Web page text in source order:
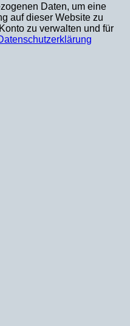
Daten, um eine
auf dieser Website zu
zu verwalten und für